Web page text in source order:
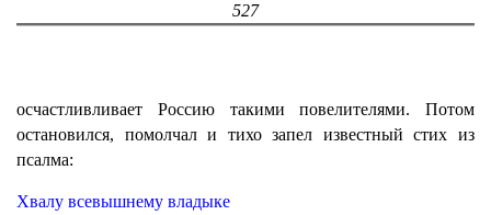
527
осчастливливает Россию такими повелителями. Потом
остановился, помолчал и тихо запел известный стих из
псалма:
Хвалу всевышнему владыке